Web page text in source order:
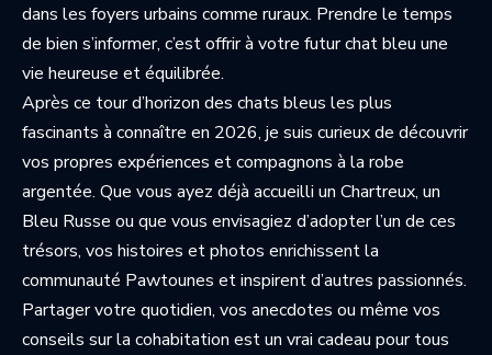
dans les foyers urbains comme ruraux. Prendre le temps
de bien s’informer, c’est offrir à votre futur chat bleu une
vie heureuse et équilibrée.
Après ce tour d’horizon des chats bleus les plus
fascinants à connaître en 2026, je suis curieux de découvrir
vos propres expériences et compagnons à la robe
argentée. Que vous ayez déjà accueilli un Chartreux, un
Bleu Russe ou que vous envisagiez d’adopter l’un de ces
trésors, vos histoires et photos enrichissent la
communauté Pawtounes et inspirent d’autres passionnés.
Partager votre quotidien, vos anecdotes ou même vos
conseils sur la cohabitation est un vrai cadeau pour tous